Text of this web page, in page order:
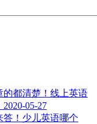
线上英语
2020-05-27
少儿英语哪个